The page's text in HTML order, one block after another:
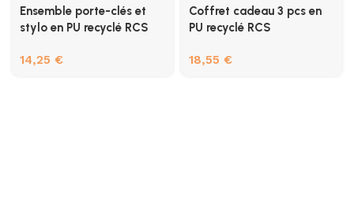
Ensemble porte-clés et
stylo en PU recyclé RCS
14,25 €
Coffret cadeau 3 pcs en
PU recyclé RCS
18,55 €